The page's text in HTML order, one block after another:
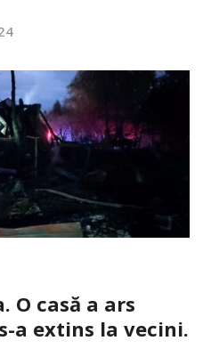
O casă a ars
a extins la vecini.